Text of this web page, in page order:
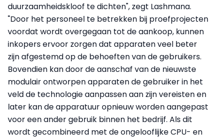
duurzaamheidskloof te dichten", zegt Lashmana.
"Door het personeel te betrekken bij proefprojecten
voordat wordt overgegaan tot de aankoop, kunnen
inkopers ervoor zorgen dat apparaten veel beter
zijn afgestemd op de behoeften van de gebruikers.
Bovendien kan door de aanschaf van de nieuwste
modulair ontworpen apparaten de gebruiker in het
veld de technologie aanpassen aan zijn vereisten en
later kan de apparatuur opnieuw worden aangepast
voor een ander gebruik binnen het bedrijf. Als dit
wordt gecombineerd met de ongelooflijke CPU- en